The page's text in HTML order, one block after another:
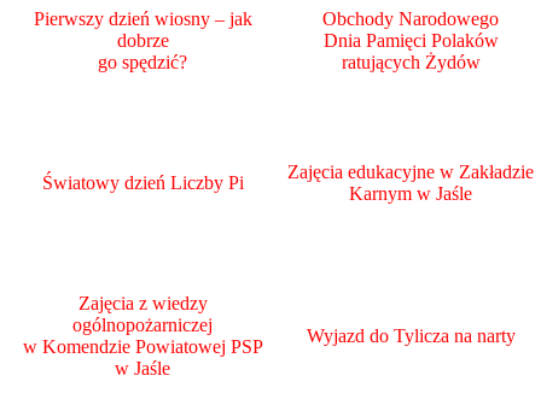
Pierwszy dzień wiosny – jak
dobrze
go spędzić?
Obchody Narodowego
Dnia Pamięci Polaków
ratujących Żydów
Światowy dzień Liczby Pi
Zajęcia edukacyjne w Zakładzie
Karnym w Jaśle
Zajęcia z wiedzy
ogólnopożarniczej
w Komendzie Powiatowej PSP
w Jaśle
Wyjazd do Tylicza na narty